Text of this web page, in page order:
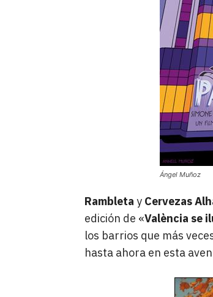
Ángel Muñoz
Rambleta y Cervezas
edición de «València se
los barrios que más
hasta ahora en esta